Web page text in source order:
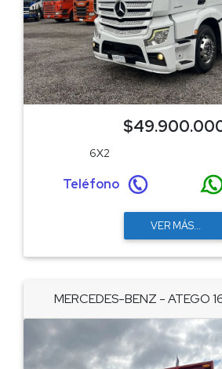
6X2
Teléfono
VER MÁS...
MERCEDES-BENZ - ATEGO